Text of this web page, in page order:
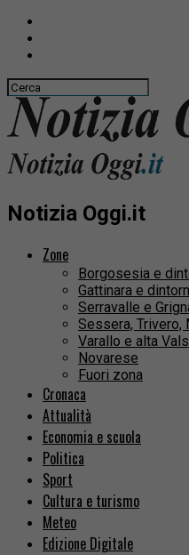
Notizia Oggi.it
Zone
Borgosesia e
Gattinara e
Serravalle e
Sessera, Trivero,
Varallo e alta
Novarese
Fuori zona
Cronaca
Attualità
Economia e scuola
Politica
Sport
Cultura e turismo
Meteo
Edizione Digitale